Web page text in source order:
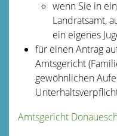
wenn Sie in
Landratsamt,
ein eigenes
für einen Antrag
Amtsgericht
gewöhnlichen
Amtsgericht